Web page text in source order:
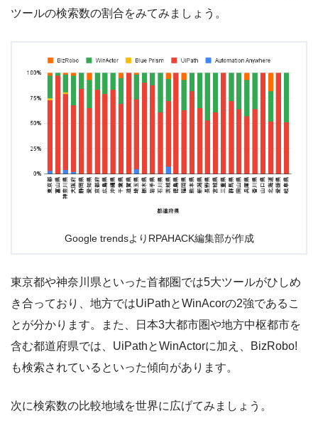
ツールの検索数の割合をみてみましょう。
Google trendsよりRPAHACK編集部が作成
東京都や神奈川県といった首都圏では5大ツールがひしめ
き合っており、地方ではUiPathとWinAcorの2強であるこ
とが分かります。また、日本3大都市圏や地方中枢都市を
含む都道府県では、UiPathとWinActorに加え、BizRobo!
も検索されているといった傾向があります。
次に検索数の比較地域を世界に広げてみましょう。